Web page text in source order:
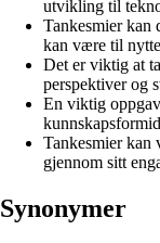
utvikling til
Tankesmier kan
kan være til
Det er viktig at
perspektiver og
En viktig
Tankesmier kan
gjennom sitt
Synonymer